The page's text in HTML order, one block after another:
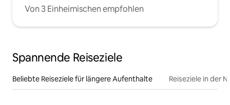
Von 3 Einheimischen empfohlen
Spannende Reiseziele
Beliebte Reiseziele für längere Aufenthalte Reiseziele in der